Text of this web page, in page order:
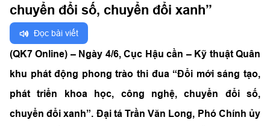
chuyển đổi số, chuyển đổi xanh”
Đọc bài viết
(QK7 Online) – Ngày 4/6, Cục Hậu cần – Kỹ thuật Quân
khu phát động phong trào thi đua “Đổi mới sáng tạo,
phát triển khoa học, công nghệ, chuyển đổi số,
chuyển đổi xanh”. Đại tá Trần Văn Long, Phó Chính ủy